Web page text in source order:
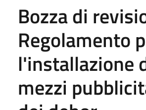
Bozza di
Regolamento
l'installazione
mezzi